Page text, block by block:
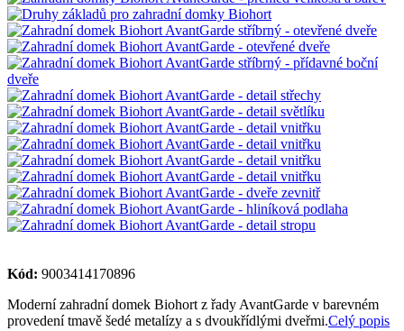
Kód: 9003414170896
Moderní zahradní domek Biohort z řady AvantGarde v barevném
provedení tmavě šedé metalízy a s dvoukřídlými dveřmi.Celý popis